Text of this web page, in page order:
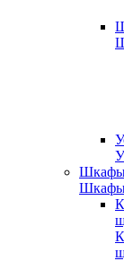
Шкафы
Шкафы